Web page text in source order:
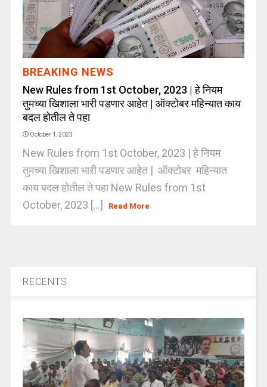
BREAKING NEWS
New Rules from 1st October, 2023 | हे नियम
तुमच्या खिशाला भारी पडणार आहेत | ऑक्टोबर महिन्यात काय
बदल होतील ते पहा
October 1, 2023
New Rules from 1st October, 2023 | हे नियम
तुमच्या खिशाला भारी पडणार आहेत | ऑक्टोबर महिन्यात
काय बदल होतील ते पहा New Rules from 1st
October, 2023 [...]
Read More
RECENTS